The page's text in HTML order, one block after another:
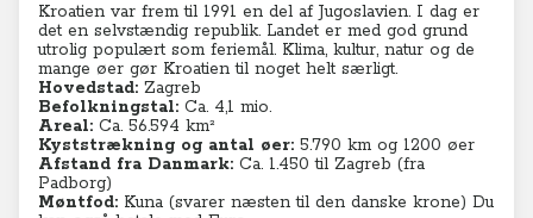
Kroatien var frem til 1991 en del af Jugoslavien. I dag er
det en selvstændig republik. Landet er med god grund
utrolig populært som feriemål. Klima, kultur, natur og de
mange øer gør Kroatien til noget helt særligt.
Hovedstad: Zagreb
Befolkningstal: Ca. 4,1 mio.
Areal: Ca. 56.594 km²
Kyststrækning og antal øer: 5.790 km og 1200 øer
Afstand fra Danmark: Ca. 1.450 til Zagreb (fra
Padborg)
Møntfod: Kuna (svarer næsten til den danske krone) Du